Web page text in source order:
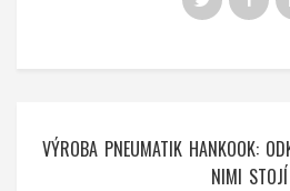
VÝROBA PNEUMATIK HANKOOK:
NIMI STOJÍ